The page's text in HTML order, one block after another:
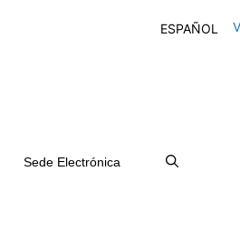
ESPAÑOL
Sede Electrónica